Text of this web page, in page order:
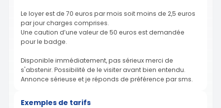
Le loyer est de 70 euros par mois soit moins de 2,5 euros
par jour charges comprises.
Une caution d’une valeur de 50 euros est demandée
pour le badge.
Disponible immédiatement, pas sérieux merci de
s'abstenir. Possibilité de le visiter avant bien entendu.
Annonce sérieuse et je réponds de préférence par sms.
Exemples de tarifs